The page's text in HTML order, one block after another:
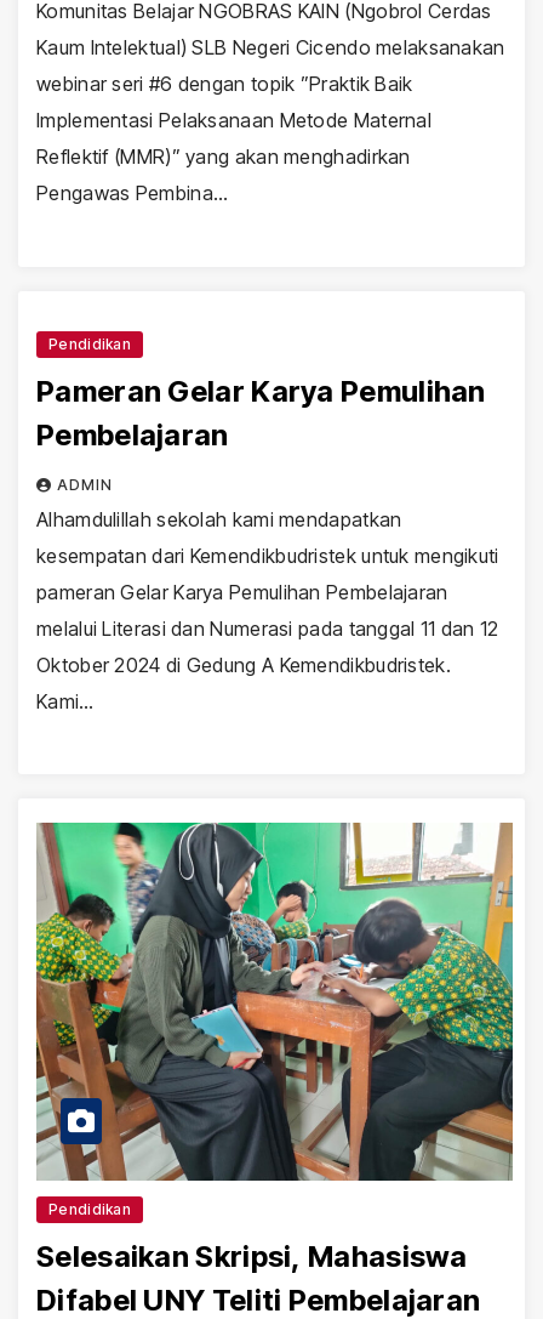
Komunitas Belajar NGOBRAS KAIN (Ngobrol Cerdas
Kaum Intelektual) SLB Negeri Cicendo melaksanakan
webinar seri #6 dengan topik ”Praktik Baik
Implementasi Pelaksanaan Metode Maternal
Reflektif (MMR)” yang akan menghadirkan
Pengawas Pembina…
Pendidikan
Pameran Gelar Karya Pemulihan
Pembelajaran
ADMIN
Alhamdulillah sekolah kami mendapatkan
kesempatan dari Kemendikbudristek untuk mengikuti
pameran Gelar Karya Pemulihan Pembelajaran
melalui Literasi dan Numerasi pada tanggal 11 dan 12
Oktober 2024 di Gedung A Kemendikbudristek.
Kami…
Pendidikan
Selesaikan Skripsi, Mahasiswa
Difabel UNY Teliti Pembelajaran